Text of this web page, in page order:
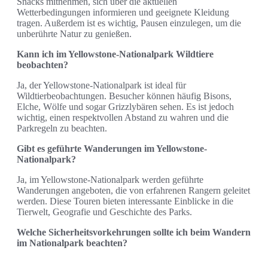
Wetterbedingungen informieren und geeignete Kleidung
tragen. Außerdem ist es wichtig, Pausen einzulegen, um die
unberührte Natur zu genießen.
Kann ich im Yellowstone-Nationalpark Wildtiere
beobachten?
Ja, der Yellowstone-Nationalpark ist ideal für
Wildtierbeobachtungen. Besucher können häufig Bisons,
Elche, Wölfe und sogar Grizzlybären sehen. Es ist jedoch
wichtig, einen respektvollen Abstand zu wahren und die
Parkregeln zu beachten.
Gibt es geführte Wanderungen im Yellowstone-
Nationalpark?
Ja, im Yellowstone-Nationalpark werden geführte
Wanderungen angeboten, die von erfahrenen Rangern geleitet
werden. Diese Touren bieten interessante Einblicke in die
Tierwelt, Geografie und Geschichte des Parks.
Welche Sicherheitsvorkehrungen sollte ich beim Wandern
im Nationalpark beachten?